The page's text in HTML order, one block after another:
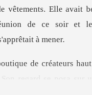
de ce soir et
s